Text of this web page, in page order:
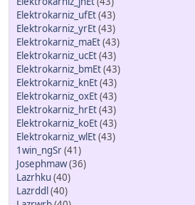
Elektrokarniz_ufEt(43)
Elektrokarniz_yrEt(43)
Elektrokarniz_maEt(43)
Elektrokarniz_ucEt(43)
Elektrokarniz_bmEt(43)
Elektrokarniz_knEt(43)
Elektrokarniz_oxEt(43)
Elektrokarniz_hrEt(43)
Elektrokarniz_koEt(43)
Elektrokarniz_wlEt(43)
1win_ngSr(41)
Josephmaw(36)
Lazrhku (40)
Lazrddl(40)